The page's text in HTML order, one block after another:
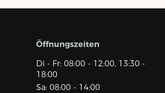
Öffnungszeiten
Di - Fr: 08:00 - 12:00, 13:30 -
18:00
Sa: 08:00 - 14:00